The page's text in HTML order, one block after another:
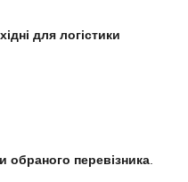
для логістики
обраного перевізника.